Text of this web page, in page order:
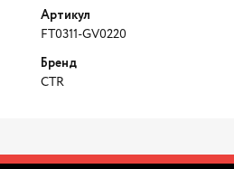
Артикул
FT0311-GV0220
Бренд
CTR